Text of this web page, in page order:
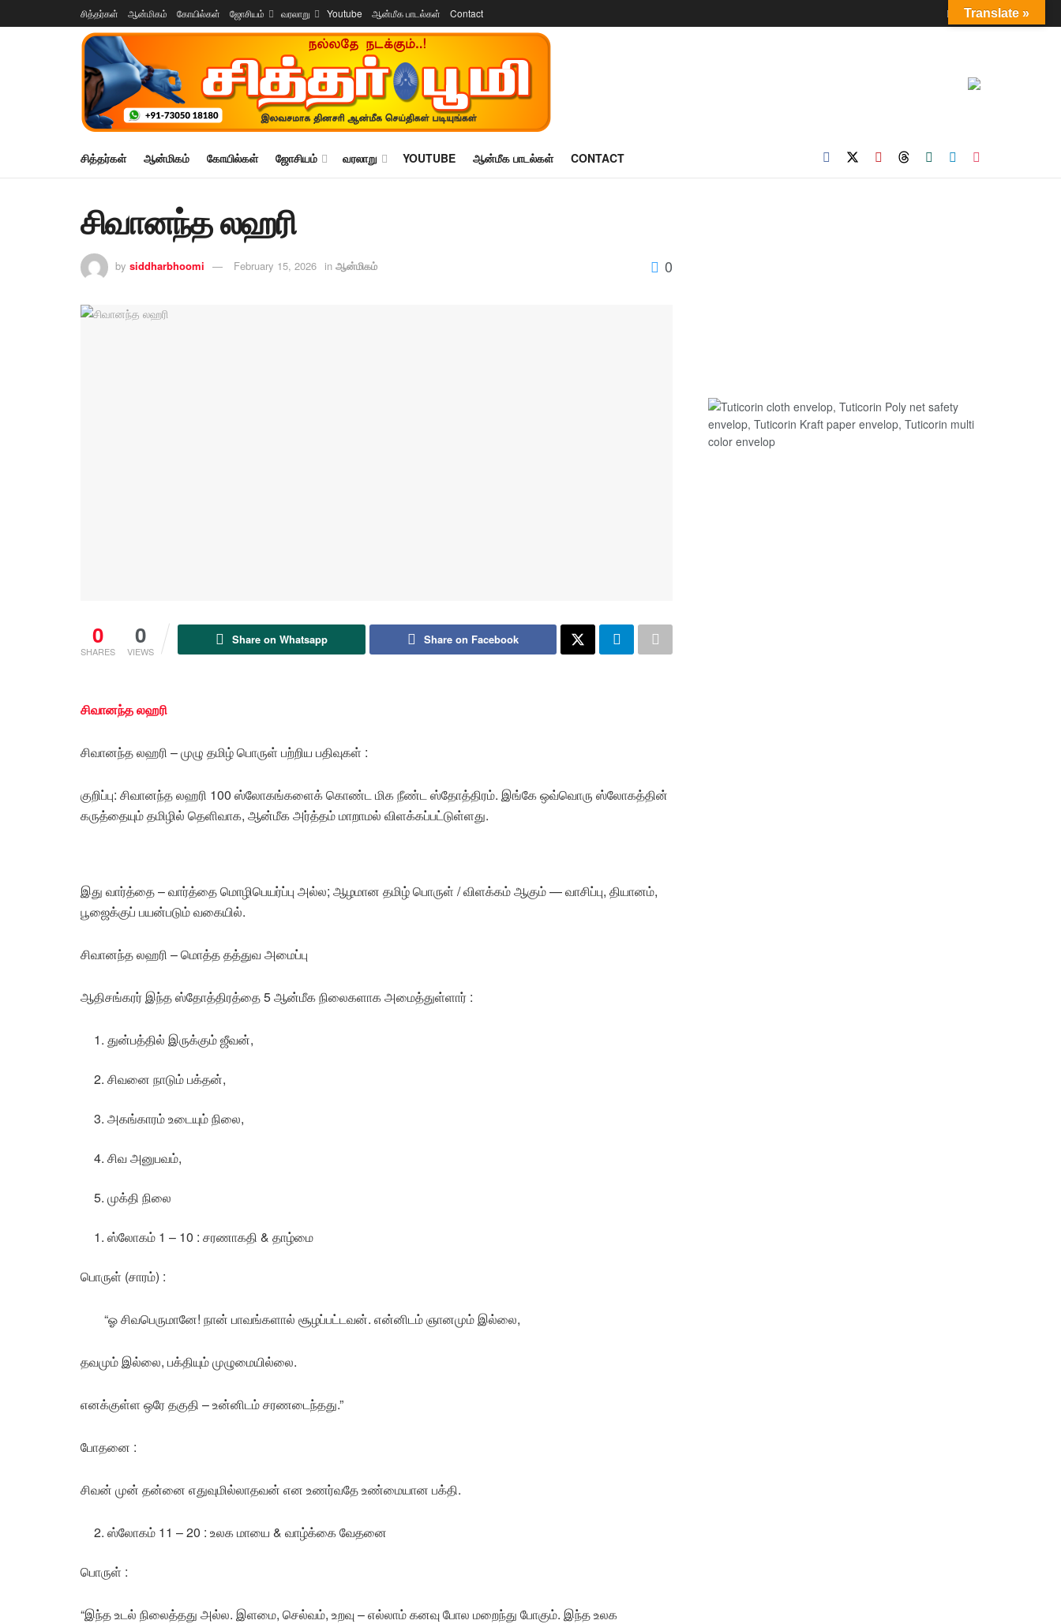
சித்தர்கள் ஆன்மிகம் கோயில்கள் ஜோசியம் வரலாறு Youtube ஆன்மீக பாடல்கள் Contact Login
சித்தர்கள் ஆன்மிகம் கோயில்கள் ஜோசியம் வரலாறு YOUTUBE ஆன்மீக பாடல்கள் CONTACT
சிவானந்த லஹரி
by siddharbhoomi February 15, 2026 in ஆன்மிகம் 0
0
SHARES
0
VIEWS
Share on Whatsapp Share on Facebook
சிவானந்த லஹரி
சிவானந்த லஹரி – முழு தமிழ் பொருள் பற்றிய பதிவுகள் :
குறிப்பு: சிவானந்த லஹரி 100 ஸ்லோகங்களைக் கொண்ட மிக நீண்ட ஸ்தோத்திரம். இங்கே ஒவ்வொரு ஸ்லோகத்தின்
கருத்தையும் தமிழில் தெளிவாக, ஆன்மீக அர்த்தம் மாறாமல் விளக்கப்பட்டுள்ளது.
இது வார்த்தை – வார்த்தை மொழிபெயர்ப்பு அல்ல; ஆழமான தமிழ் பொருள் / விளக்கம் ஆகும் — வாசிப்பு, தியானம்,
பூஜைக்குப் பயன்படும் வகையில்.
சிவானந்த லஹரி – மொத்த தத்துவ அமைப்பு
ஆதிசங்கரர் இந்த ஸ்தோத்திரத்தை 5 ஆன்மீக நிலைகளாக அமைத்துள்ளார் :
துன்பத்தில் இருக்கும் ஜீவன்,
சிவனை நாடும் பக்தன்,
அகங்காரம் உடையும் நிலை,
சிவ அனுபவம்,
முக்தி நிலை
ஸ்லோகம் 1 – 10 : சரணாகதி & தாழ்மை
பொருள் (சாரம்) :
“ஓ சிவபெருமானே! நான் பாவங்களால் சூழப்பட்டவன். என்னிடம் ஞானமும் இல்லை,
தவமும் இல்லை, பக்தியும் முழுமையில்லை.
எனக்குள்ள ஒரே தகுதி – உன்னிடம் சரணடைந்தது.”
போதனை :
சிவன் முன் தன்னை எதுவுமில்லாதவன் என உணர்வதே உண்மையான பக்தி.
ஸ்லோகம் 11 – 20 : உலக மாயை & வாழ்க்கை வேதனை
பொருள் :
“இந்த உடல் நிலைத்தது அல்ல. இளமை, செல்வம், உறவு – எல்லாம் கனவு போல மறைந்து போகும். இந்த உலக
Translate »